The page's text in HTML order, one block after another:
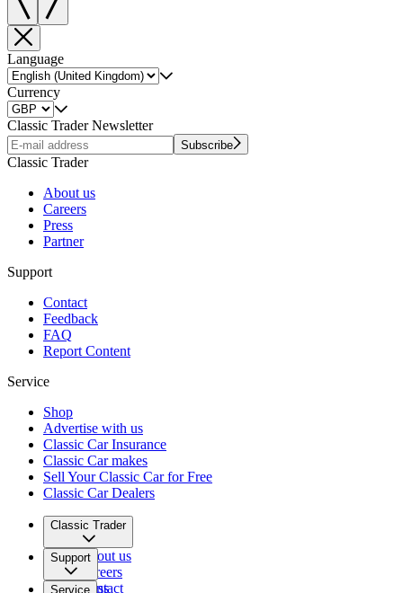
Language
Currency
Classic Trader Newsletter
Subscribe
Classic Trader
About us
Careers
Press
Partner
Support
Contact
Feedback
FAQ
Report Content
Service
Shop
Advertise with us
Classic Car Insurance
Classic Car makes
Sell Your Classic Car for Free
Classic Car Dealers
Classic Trader
About us
Careers
Press
Support
Contact
Service